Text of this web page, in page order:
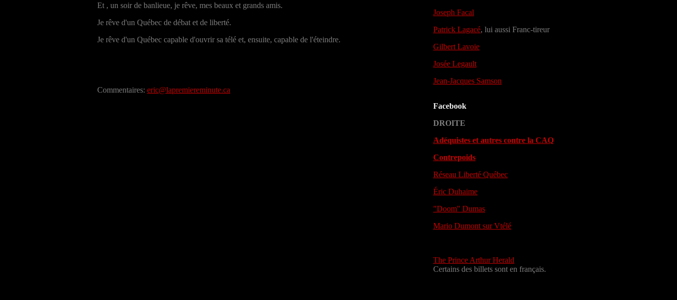
Et , un soir de banlieue, je rêve, mes beaux et grands amis.
Je rêve d'un Québec de débat et de liberté.
Je rêve d'un Québec capable d'ouvrir sa télé et, ensuite, capable de l'éteindre.
Commentaires: eric@lapremiereminute.ca
Joseph Facal
Patrick Lagacé, lui aussi Franc-tireur
Gilbert Lavoie
Josée Legault
Jean-Jacques Samson
Facebook
DROITE
Adéquistes et autres contre la CAQ
Contrepoids
Réseau Liberté Québec
Éric Duhaime
"Doom" Dumas
Mario Dumont sur Vtélé
The Prince Arthur Herald
Certains des billets sont en français.